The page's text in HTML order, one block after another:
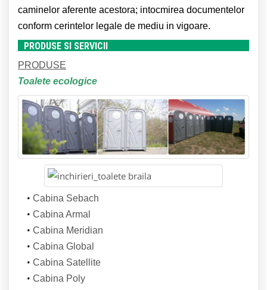
caminelor aferente acestora; intocmirea documentelor
conform cerintelor legale de mediu in vigoare.
PRODUSE SI SERVICII
PRODUSE
Toalete ecologice
Cabina Sebach
Cabina Armal
Cabina Meridian
Cabina Global
Cabina Satellite
Cabina Poly